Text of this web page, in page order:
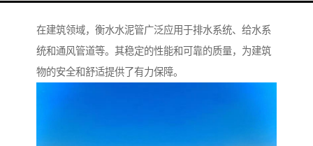
在建筑领域，衡水水泥管广泛应用于排水系统、给水系
统和通风管道等。其稳定的性能和可靠的质量，为建筑
物的安全和舒适提供了有力保障。